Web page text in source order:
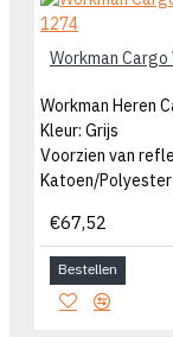
Kleur: Grijs
Katoen/Polyester
€67,52
Bestellen